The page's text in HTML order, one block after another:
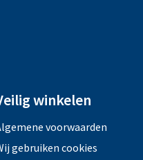
winkelen
voorwaarden
gebruiken cookies